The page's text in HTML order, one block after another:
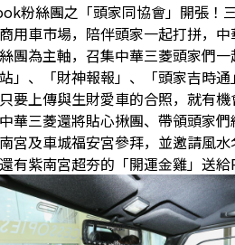
粉絲團之「頭家同協會」開張！
車市場，陪伴頭家一起打拼，中
團為主軸，召集中華三菱頭家們
站」、「財神報報」、「頭家吉時
要上傳與生財愛車的合照，就有
三菱還將貼心揪團、帶領頭家們
宮及車城福安宮參拜，並邀請風
有紫南宮超夯的「開運金雞」送給